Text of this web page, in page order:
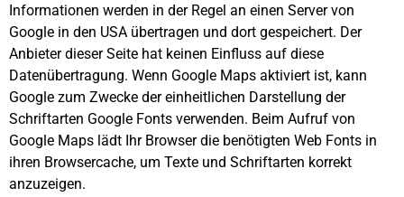
Informationen werden in der Regel an einen Server von
Google in den USA übertragen und dort gespeichert. Der
Anbieter dieser Seite hat keinen Einfluss auf diese
Datenübertragung. Wenn Google Maps aktiviert ist, kann
Google zum Zwecke der einheitlichen Darstellung der
Schriftarten Google Fonts verwenden. Beim Aufruf von
Google Maps lädt Ihr Browser die benötigten Web Fonts in
ihren Browsercache, um Texte und Schriftarten korrekt
anzuzeigen.